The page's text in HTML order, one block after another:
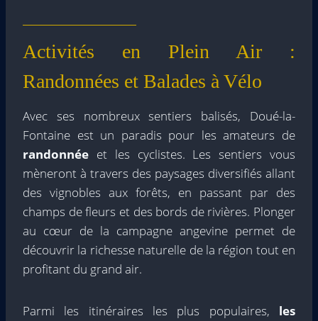
Activités en Plein Air :
Randonnées et Balades à Vélo
Avec ses nombreux sentiers balisés, Doué-la-
Fontaine est un paradis pour les amateurs de
randonnée et les cyclistes. Les sentiers vous
mèneront à travers des paysages diversifiés allant
des vignobles aux forêts, en passant par des
champs de fleurs et des bords de rivières. Plonger
au cœur de la campagne angevine permet de
découvrir la richesse naturelle de la région tout en
profitant du grand air.
Parmi les itinéraires les plus populaires, les